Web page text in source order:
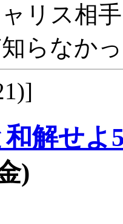
リス相
らなか
和解せ
)